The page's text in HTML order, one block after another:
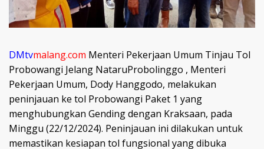
DMtvmalang.com Menteri Pekerjaan Umum Tinjau Tol
Probowangi Jelang NataruProbolinggo , Menteri
Pekerjaan Umum, Dody Hanggodo, melakukan
peninjauan ke tol Probowangi Paket 1 yang
menghubungkan Gending dengan Kraksaan, pada
Minggu (22/12/2024). Peninjauan ini dilakukan untuk
memastikan kesiapan tol fungsional yang dibuka